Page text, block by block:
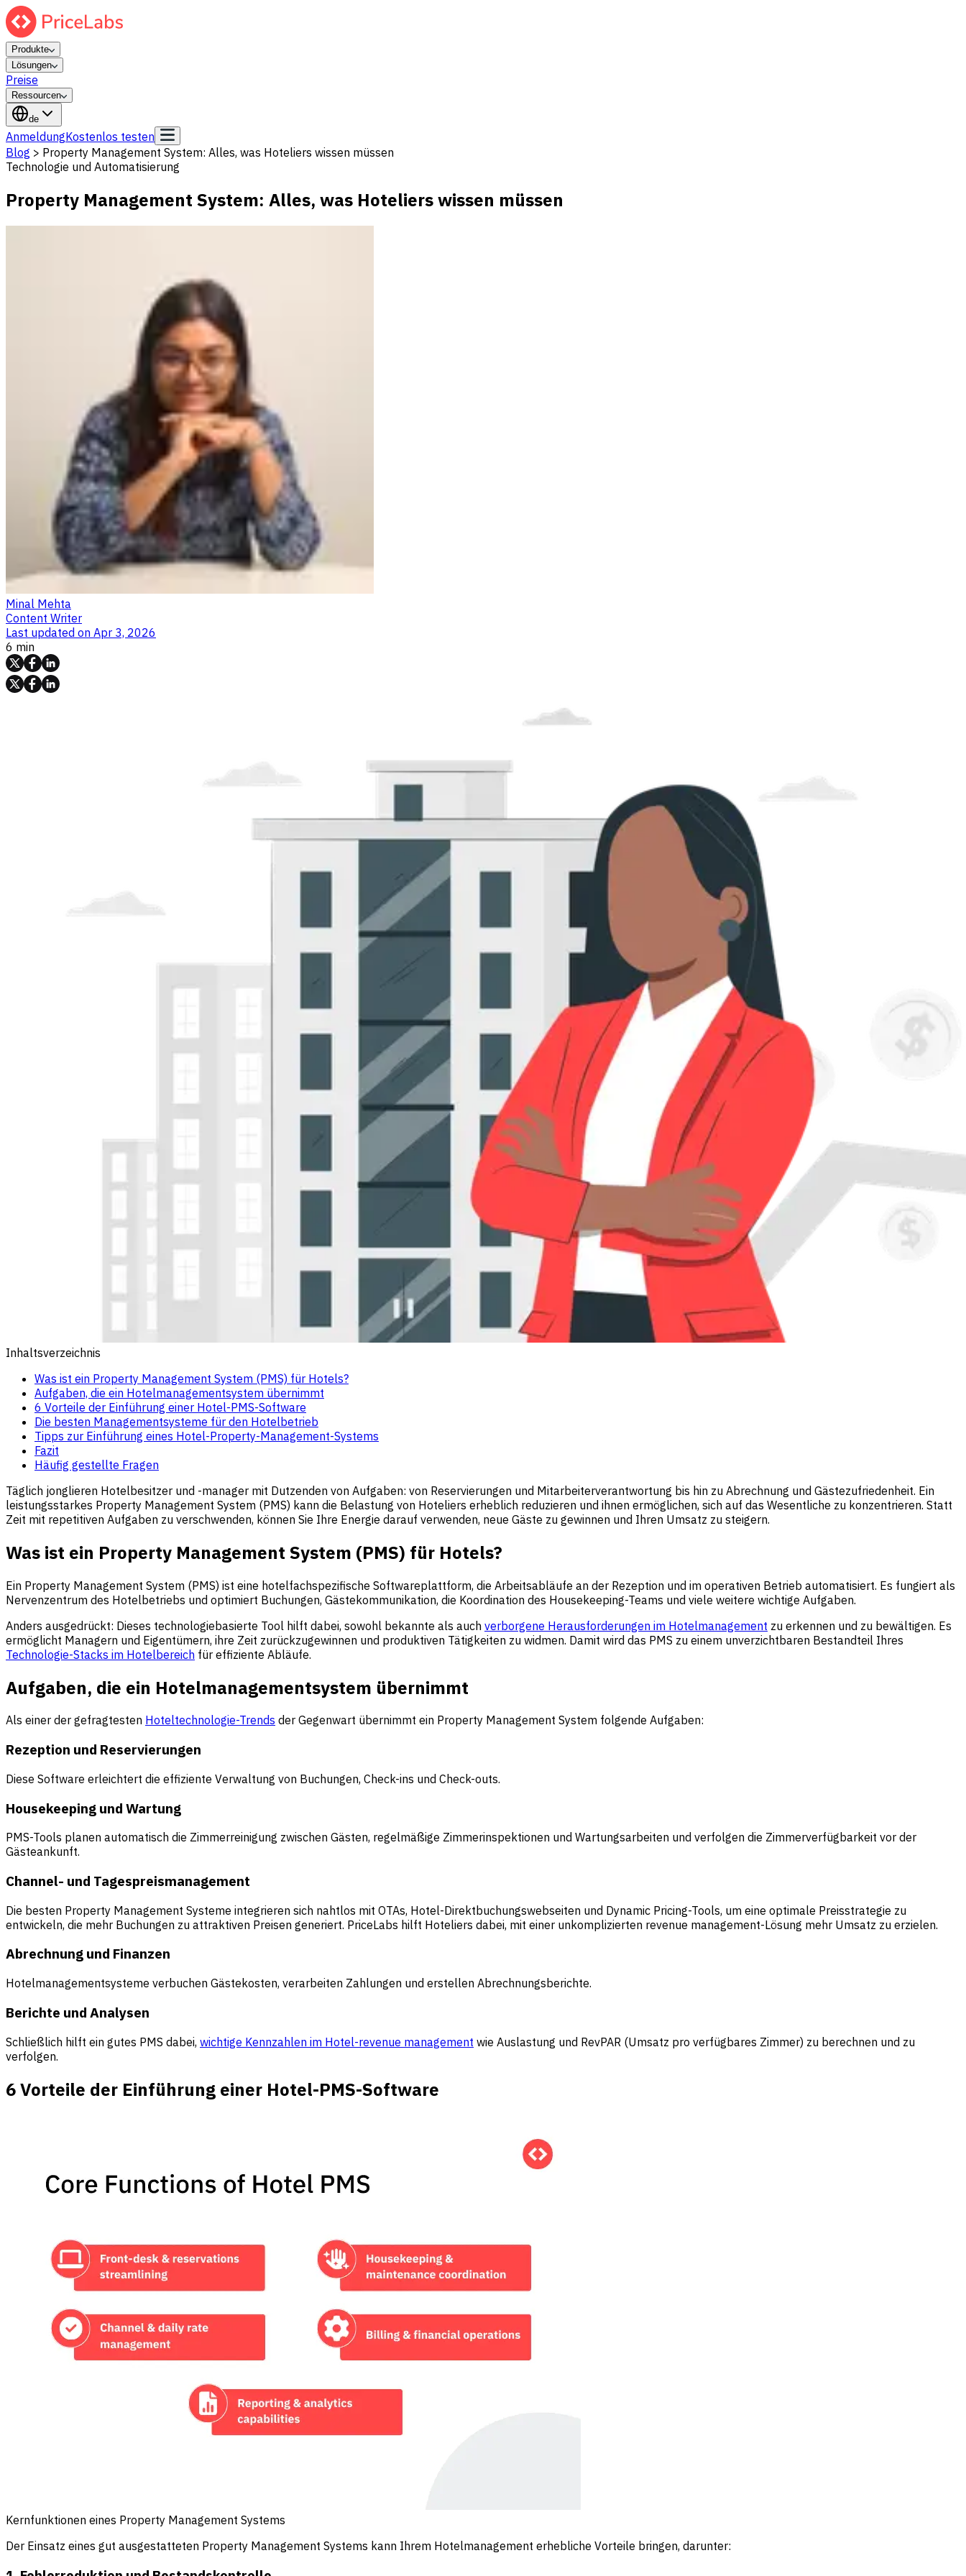
Produkte
Lösungen
Preise
Ressourcen
de
AnmeldungKostenlos testen
Blog > Property Management System: Alles, was Hoteliers wissen müssen
Technologie und Automatisierung
Property Management System: Alles, was Hoteliers wissen müssen
Minal Mehta
Content Writer
Last updated on Apr 3, 2026
6 min
Inhaltsverzeichnis
Was ist ein Property Management System (PMS) für Hotels?
Aufgaben, die ein Hotelmanagementsystem übernimmt
6 Vorteile der Einführung einer Hotel-PMS-Software
Die besten Managementsysteme für den Hotelbetrieb
Tipps zur Einführung eines Hotel-Property-Management-Systems
Fazit
Häufig gestellte Fragen
Täglich jonglieren Hotelbesitzer und -manager mit Dutzenden von Aufgaben: von Reservierungen und Mitarbeiterverantwortung bis hin zu Abrechnung und Gästezufriedenheit. Ein
leistungsstarkes Property Management System (PMS) kann die Belastung von Hoteliers erheblich reduzieren und ihnen ermöglichen, sich auf das Wesentliche zu konzentrieren. Statt
Zeit mit repetitiven Aufgaben zu verschwenden, können Sie Ihre Energie darauf verwenden, neue Gäste zu gewinnen und Ihren Umsatz zu steigern.
Was ist ein Property Management System (PMS) für Hotels?
Ein Property Management System (PMS) ist eine hotelfachspezifische Softwareplattform, die Arbeitsabläufe an der Rezeption und im operativen Betrieb automatisiert. Es fungiert als
Nervenzentrum des Hotelbetriebs und optimiert Buchungen, Gästekommunikation, die Koordination des Housekeeping-Teams und viele weitere wichtige Aufgaben.
Anders ausgedrückt: Dieses technologiebasierte Tool hilft dabei, sowohl bekannte als auch verborgene Herausforderungen im Hotelmanagement zu erkennen und zu bewältigen. Es
ermöglicht Managern und Eigentümern, ihre Zeit zurückzugewinnen und produktiven Tätigkeiten zu widmen. Damit wird das PMS zu einem unverzichtbaren Bestandteil Ihres
Technologie-Stacks im Hotelbereich für effiziente Abläufe.
Aufgaben, die ein Hotelmanagementsystem übernimmt
Als einer der gefragtesten Hoteltechnologie-Trends der Gegenwart übernimmt ein Property Management System folgende Aufgaben:
Rezeption und Reservierungen
Diese Software erleichtert die effiziente Verwaltung von Buchungen, Check-ins und Check-outs.
Housekeeping und Wartung
PMS-Tools planen automatisch die Zimmerreinigung zwischen Gästen, regelmäßige Zimmerinspektionen und Wartungsarbeiten und verfolgen die Zimmerverfügbarkeit vor der
Gästeankunft.
Channel- und Tagespreismanagement
Die besten Property Management Systeme integrieren sich nahtlos mit OTAs, Hotel-Direktbuchungswebseiten und Dynamic Pricing-Tools, um eine optimale Preisstrategie zu
entwickeln, die mehr Buchungen zu attraktiven Preisen generiert. PriceLabs hilft Hoteliers dabei, mit einer unkomplizierten revenue management-Lösung mehr Umsatz zu erzielen.
Abrechnung und Finanzen
Hotelmanagementsysteme verbuchen Gästekosten, verarbeiten Zahlungen und erstellen Abrechnungsberichte.
Berichte und Analysen
Schließlich hilft ein gutes PMS dabei, wichtige Kennzahlen im Hotel-revenue management wie Auslastung und RevPAR (Umsatz pro verfügbares Zimmer) zu berechnen und zu
verfolgen.
6 Vorteile der Einführung einer Hotel-PMS-Software
Kernfunktionen eines Property Management Systems
Der Einsatz eines gut ausgestatteten Property Management Systems kann Ihrem Hotelmanagement erhebliche Vorteile bringen, darunter: